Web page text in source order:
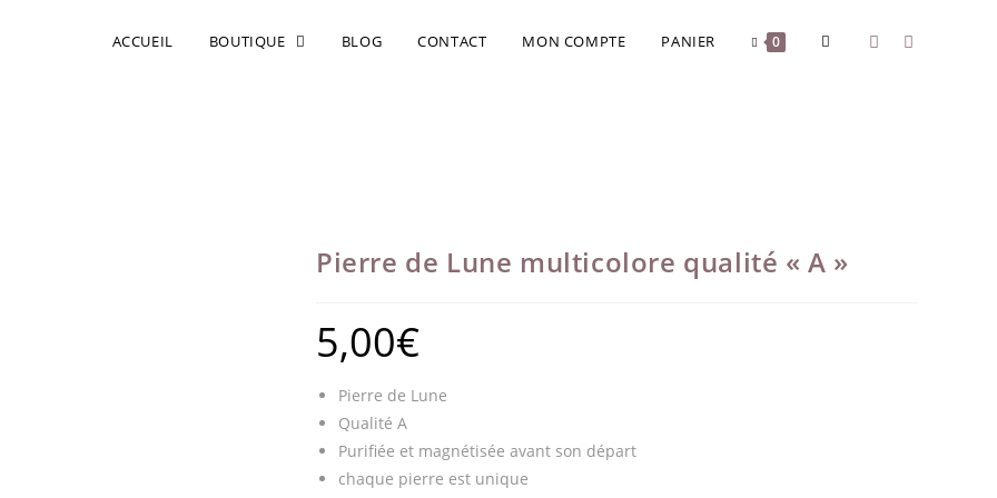
ACCUEIL BOUTIQUE BLOG CONTACT MON COMPTE PANIER 0
Pierre de Lune multicolore qualité « A »
5,00€
Pierre de Lune
Qualité A
Purifiée et magnétisée avant son départ
chaque pierre est unique